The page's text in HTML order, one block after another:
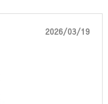
2026/03/19